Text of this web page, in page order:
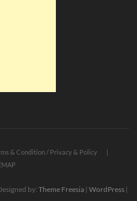
& Condition / Privacy & Policy
by:Theme Freesia |WordPress |